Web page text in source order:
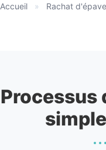
Accueil » Rachat d'épave
Processus
simple